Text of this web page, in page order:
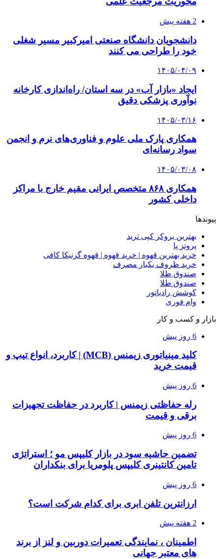
2 هفته پیش
دانشجویان دانشگاه صنعتی امیرکبیر مسیر شغلی
خود را طراحی می کنند
۱۴۰۵/۰۴/۰۹
ایجاد «بازار آب» در سه استان/ راه‌اندازی کارخانه
نوآوری پزشکی دقیق
۱۴۰۵/۰۳/۱۶
همکاری پارک ملی علوم و فناوری‌های نرم و انجمن
سواد رسانه‌ای
۱۴۰۵/۰۳/۰۸
همکاری ۸۶۸ متخصص ایرانی مقیم خارج با مراکز
داخلی کشور
پیوندها
بهترین بروکر کپی ترید
پروتز پا
خرید بهترین قهوه | خرید قهوه | قهوه گرنیکا کافی
خرید ظروف یکبار مصرف
صندوق طلا
صندوق طلا
کوشش رادیاتور
وام فوری
بازار و کسب و کار
6 روز پیش
کلید مینیاتوری زیمنس (MCB) | کاربرد، انواع تیپ و
قیمت خرید
6 روز پیش
رله حفاظتی زیمنس | کاربرد در حفاظت تجهیزات
برقی و قیمت
6 روز پیش
تضمین حاشیه سود در بازار کلیپس مو ؛ استراتژی
تامین کانتینری کلیپس پلومریا برای بنکداران
6 روز پیش
ارزانترین تلفن ابری برای کدام شرکت است؟
2 هفته پیش
اطمینان ، نمایندگی تعمیرات دوربین و لنز از برند
های معتبر جهانی